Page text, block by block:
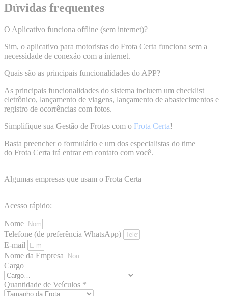
Dúvidas frequentes
O Aplicativo funciona offline (sem internet)?
Sim, o aplicativo para motoristas do Frota Certa funciona sem a
necessidade de conexão com a internet.
Quais são as principais funcionalidades do APP?
As principais funcionalidades do sistema incluem um checklist
eletrônico, lançamento de viagens, lançamento de abastecimentos e
registro de ocorrências com fotos.
Simplifique sua Gestão de Frotas com o Frota Certa!
Basta preencher o formulário e um dos especialistas do time
do Frota Certa irá entrar em contato com você.
Algumas empresas que usam o Frota Certa
Acesso rápido:
Nome
Telefone (de preferência WhatsApp)
E-mail
Nome da Empresa
Cargo
Quantidade de Veículos *